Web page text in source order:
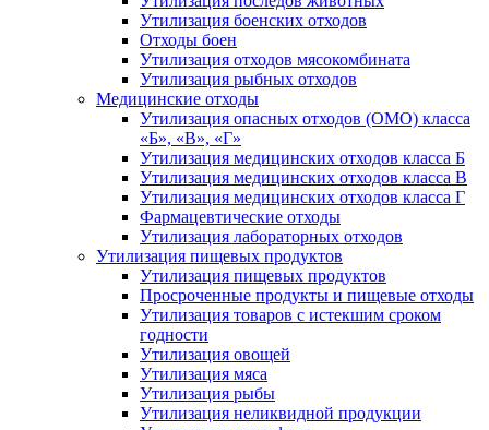
Утилизация боенских отходов
Отходы боен
Утилизация отходов мясокомбината
Утилизация рыбных отходов
Медицинские отходы
Утилизация опасных отходов (ОМО) класса
«Б», «В», «Г»
Утилизация медицинских отходов класса Б
Утилизация медицинских отходов класса В
Утилизация медицинских отходов класса Г
Фармацевтические отходы
Утилизация лабораторных отходов
Утилизация пищевых продуктов
Утилизация пищевых продуктов
Просроченные продукты и пищевые отходы
Утилизация товаров с истекшим сроком
годности
Утилизация овощей
Утилизация мяса
Утилизация рыбы
Утилизация неликвидной продукции